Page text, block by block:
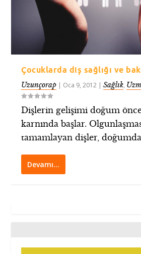
Çocuklarda diş sağlığı ve
Uzunçorap | Oca 9, 2012 |Sağlık,
Dişlerin gelişimi doğum
karnında başlar.
tamamlayan dişler,
Devamı…